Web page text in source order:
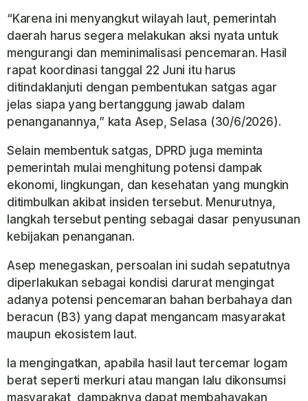
“Karena ini menyangkut wilayah laut, pemerintah
daerah harus segera melakukan aksi nyata untuk
mengurangi dan meminimalisasi pencemaran. Hasil
rapat koordinasi tanggal 22 Juni itu harus
ditindaklanjuti dengan pembentukan satgas agar
jelas siapa yang bertanggung jawab dalam
penanganannya,” kata Asep, Selasa (30/6/2026).
Selain membentuk satgas, DPRD juga meminta
pemerintah mulai menghitung potensi dampak
ekonomi, lingkungan, dan kesehatan yang mungkin
ditimbulkan akibat insiden tersebut. Menurutnya,
langkah tersebut penting sebagai dasar penyusunan
kebijakan penanganan.
Asep menegaskan, persoalan ini sudah sepatutnya
diperlakukan sebagai kondisi darurat mengingat
adanya potensi pencemaran bahan berbahaya dan
beracun (B3) yang dapat mengancam masyarakat
maupun ekosistem laut.
Ia mengingatkan, apabila hasil laut tercemar logam
berat seperti merkuri atau mangan lalu dikonsumsi
masyarakat, dampaknya dapat membahayakan